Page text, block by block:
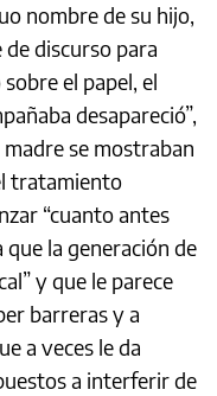
nombre de su hijo,
de discurso para
el papel, el
desapareció”,
se mostraban
tratamiento
“cuanto antes
la generación de
y que le parece
barreras y a
a veces le da
a interferir de